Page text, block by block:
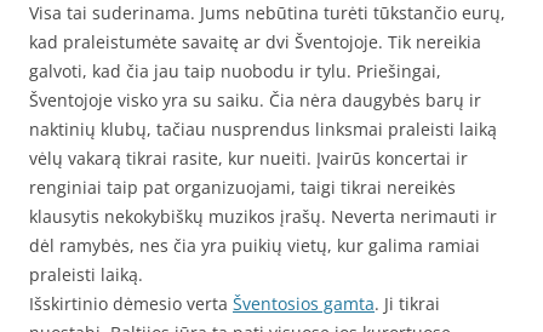
Visa tai suderinama. Jums nebūtina turėti tūkstančio eurų,
kad praleistumėte savaitę ar dvi Šventojoje. Tik nereikia
galvoti, kad čia jau taip nuobodu ir tylu. Priešingai,
Šventojoje visko yra su saiku. Čia nėra daugybės barų ir
naktinių klubų, tačiau nusprendus linksmai praleisti laiką
vėlų vakarą tikrai rasite, kur nueiti. Įvairūs koncertai ir
renginiai taip pat organizuojami, taigi tikrai nereikės
klausytis nekokybiškų muzikos įrašų. Neverta nerimauti ir
dėl ramybės, nes čia yra puikių vietų, kur galima ramiai
praleisti laiką.
Išskirtinio dėmesio verta Šventosios gamta. Ji tikrai